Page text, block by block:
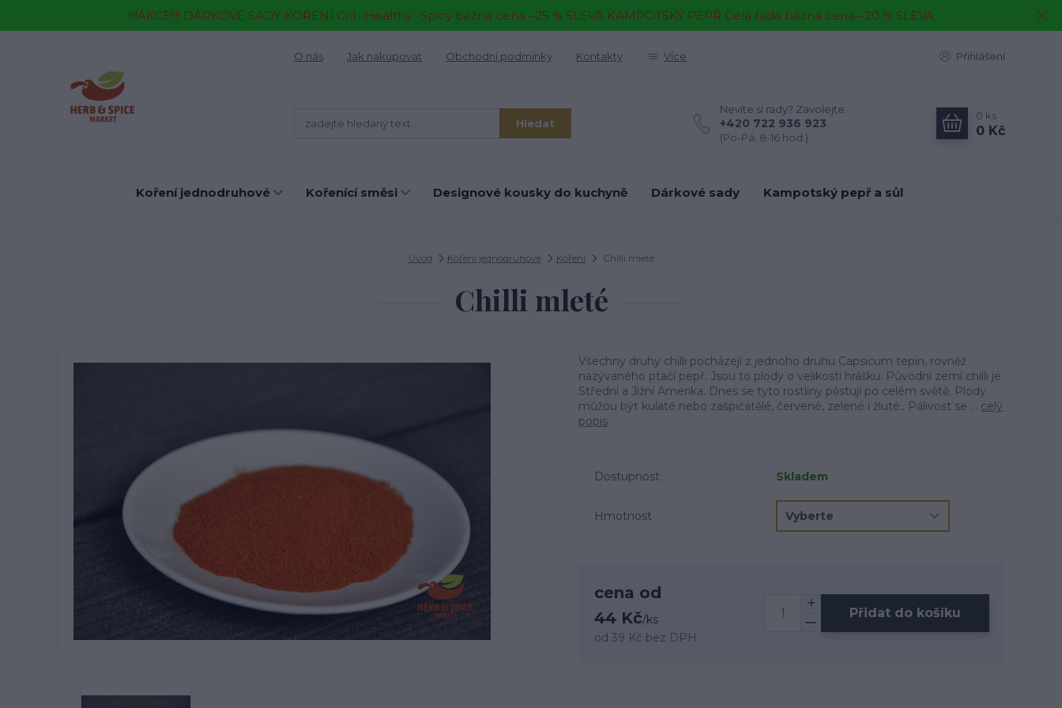
!!!!AKCE!!!! DÁRKOVÉ SADY KOŘENÍ Gril · Healthy · Spicy běžná cena –25 % SLEVA KAMPOTSKÝ PEPŘ Celá řada běžná cena –20 % SLEVA
O nás Jak nakupovat Obchodní podmínky Kontakty Více Přihlášení
Hledat
Nevíte si rady? Zavolejte.
+420 722 936 923
(Po-Pá, 8-16 hod.)
0 ks
0 Kč
Koření jednodruhové Kořenící směsi Designové kousky do kuchyně Dárkové sady Kampotský pepř a sůl
Úvod Koření jednodruhové Koření Chilli mleté
Chilli mleté
Všechny druhy chilli pocházejí z jednoho druhu Capsicum tepin, rovněž
nazývaného ptačí pepř. Jsou to plody o velikosti hrášku. Původní zemí chilli je
Střední a Jižní Amerika. Dnes se tyto rostliny pěstují po celém světě. Plody
můžou být kulaté nebo zašpičatělé, červené, zelené i žluté.. Pálivost se ... celý
popis
Dostupnost Skladem
Hmotnost
cena od
44 Kč/ks
od 39 Kč bez DPH
Přidat do košíku